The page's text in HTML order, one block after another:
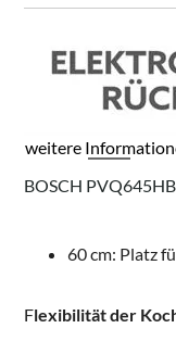
weitere
BOSCH
60 cm: Platz
Flexibilität der